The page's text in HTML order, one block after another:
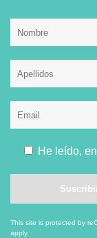
He leído,
This site is protected by
apply.